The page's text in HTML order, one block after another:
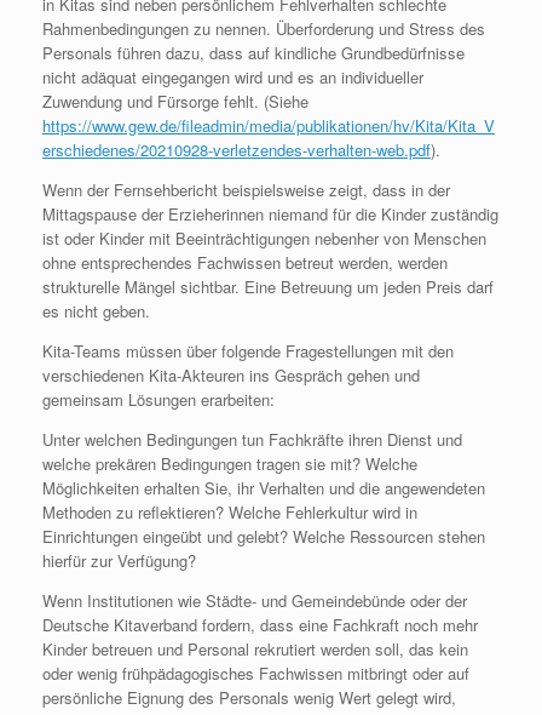
Rahmenbedingungen zu nennen. Überforderung und Stress des
Personals führen dazu, dass auf kindliche Grundbedürfnisse
nicht adäquat eingegangen wird und es an individueller
Zuwendung und Fürsorge fehlt. (Siehe
https://www.gew.de/fileadmin/media/publikationen/hv/Kita/Kita_V
erschiedenes/20210928-verletzendes-verhalten-web.pdf).
Wenn der Fernsehbericht beispielsweise zeigt, dass in der
Mittagspause der Erzieherinnen niemand für die Kinder zuständig
ist oder Kinder mit Beeinträchtigungen nebenher von Menschen
ohne entsprechendes Fachwissen betreut werden, werden
strukturelle Mängel sichtbar. Eine Betreuung um jeden Preis darf
es nicht geben.
Kita-Teams müssen über folgende Fragestellungen mit den
verschiedenen Kita-Akteuren ins Gespräch gehen und
gemeinsam Lösungen erarbeiten:
Unter welchen Bedingungen tun Fachkräfte ihren Dienst und
welche prekären Bedingungen tragen sie mit? Welche
Möglichkeiten erhalten Sie, ihr Verhalten und die angewendeten
Methoden zu reflektieren? Welche Fehlerkultur wird in
Einrichtungen eingeübt und gelebt? Welche Ressourcen stehen
hierfür zur Verfügung?
Wenn Institutionen wie Städte- und Gemeindebünde oder der
Deutsche Kitaverband fordern, dass eine Fachkraft noch mehr
Kinder betreuen und Personal rekrutiert werden soll, das kein
oder wenig frühpädagogisches Fachwissen mitbringt oder auf
persönliche Eignung des Personals wenig Wert gelegt wird,